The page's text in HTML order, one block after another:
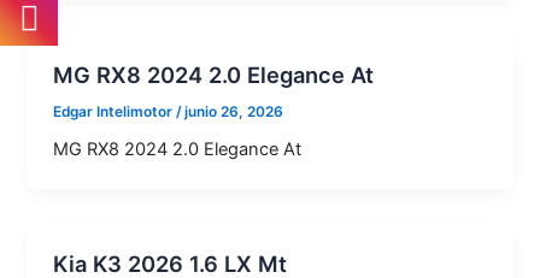
MG RX8 2024 2.0 Elegance At
Edgar Intelimotor/junio 26, 2026
MG RX8 2024 2.0 Elegance At
Kia K3 2026 1.6 LX Mt